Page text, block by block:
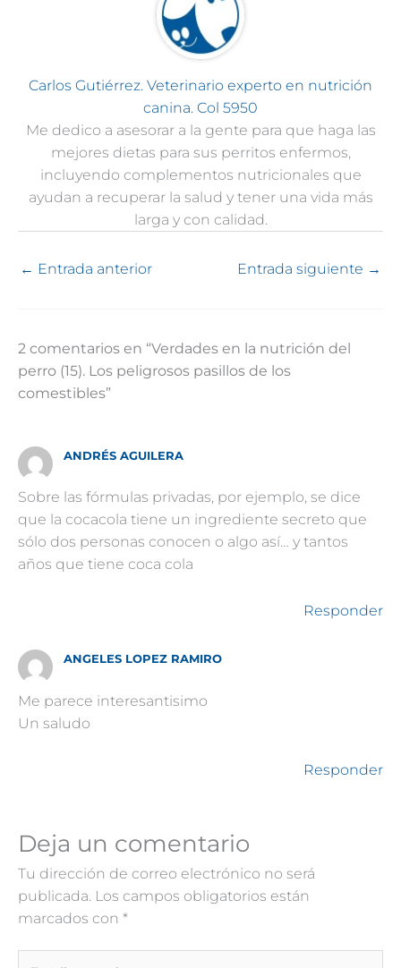
Carlos Gutiérrez. Veterinario experto en nutrición
canina. Col 5950
Me dedico a asesorar a la gente para que haga las
mejores dietas para sus perritos enfermos,
incluyendo complementos nutricionales que
ayudan a recuperar la salud y tener una vida más
larga y con calidad.
← Entrada anterior Entrada siguiente →
2 comentarios en “Verdades en la nutrición del
perro (15). Los peligrosos pasillos de los
comestibles”
ANDRÉS AGUILERA
Sobre las fórmulas privadas, por ejemplo, se dice
que la cocacola tiene un ingrediente secreto que
sólo dos personas conocen o algo así… y tantos
años que tiene coca cola
Responder
ANGELES LOPEZ RAMIRO
Me parece interesantisimo
Un saludo
Responder
Deja un comentario
Tu dirección de correo electrónico no será
publicada. Los campos obligatorios están
marcados con *